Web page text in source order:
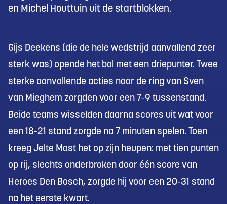
en Michel Houttuin uit de startblokken.
Gijs Deekens (die de hele wedstrijd aanvallend zeer
sterk was) opende het bal met een driepunter. Twee
sterke aanvallende acties naar de ring van Sven
van Mieghem zorgden voor een 7-9 tussenstand.
Beide teams wisselden daarna scores uit wat voor
een 18-21 stand zorgde na 7 minuten spelen. Toen
kreeg Jelte Mast het op zijn heupen: met tien punten
op rij, slechts onderbroken door één score van
Heroes Den Bosch, zorgde hij voor een 20-31 stand
na het eerste kwart.